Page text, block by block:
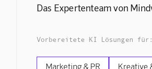
Das Expertenteam von
Vorbereitete KI Lösungen für:
Marketing & PR Kreative